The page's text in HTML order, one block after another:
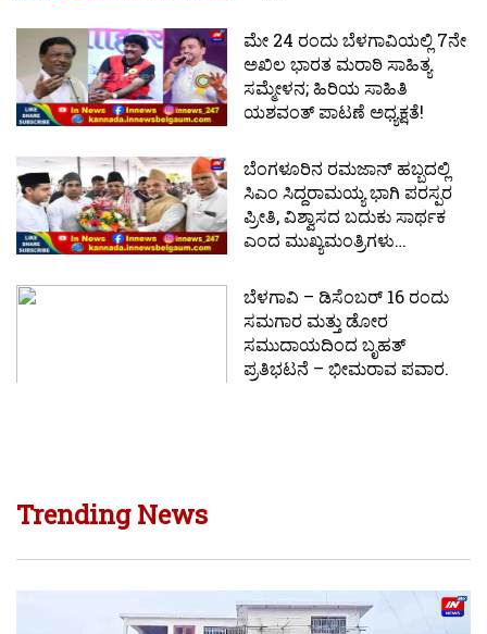
ಮೇ 24 ರಂದು ಬೆಳಗಾವಿಯಲ್ಲಿ 7ನೇ
ಅಖಿಲ ಭಾರತ ಮರಾಠಿ ಸಾಹಿತ್ಯ
ಸಮ್ಮೇಳನ; ಹಿರಿಯ ಸಾಹಿತಿ
ಯಶವಂತ್ ಪಾಟಣೆ ಅಧ್ಯಕ್ಷತೆ!
ಬೆಂಗಳೂರಿನ ರಮಜಾನ್ ಹಬ್ಬದಲ್ಲಿ
ಸಿಎಂ ಸಿದ್ದರಾಮಯ್ಯ ಭಾಗಿ ಪರಸ್ಪರ
ಪ್ರೀತಿ, ವಿಶ್ವಾಸದ ಬದುಕು ಸಾರ್ಥಕ
ಎಂದ ಮುಖ್ಯಮಂತ್ರಿಗಳು…
ಬೆಳಗಾವಿ – ಡಿಸೆಂಬರ್ 16 ರಂದು
ಸಮಗಾರ ಮತ್ತು ಡೋರ
ಸಮುದಾಯದಿಂದ ಬೃಹತ್
ಪ್ರತಿಭಟನೆ – ಭೀಮರಾವ ಪವಾರ.
Trending News